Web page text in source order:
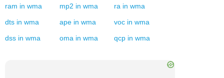
ram in wma mp2 in wma ra in wma
dts in wma ape in wma voc in wma
dss in wma oma in wma qcp in wma